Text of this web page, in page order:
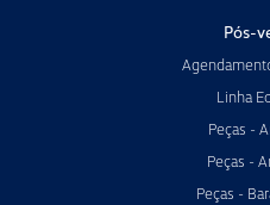
Pós-
Linha
Peças -
Peças -
Peças -